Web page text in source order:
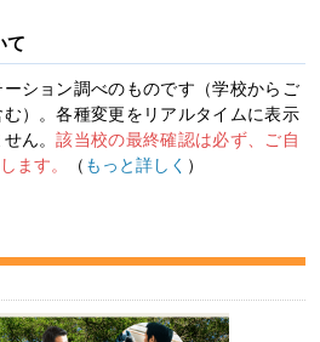
て
ション調べのものです（学校からご
）。各種変更をリアルタイムに表示
せん。該当校の最終確認は必ず、ご自
ます。
（ もっと詳しく ）